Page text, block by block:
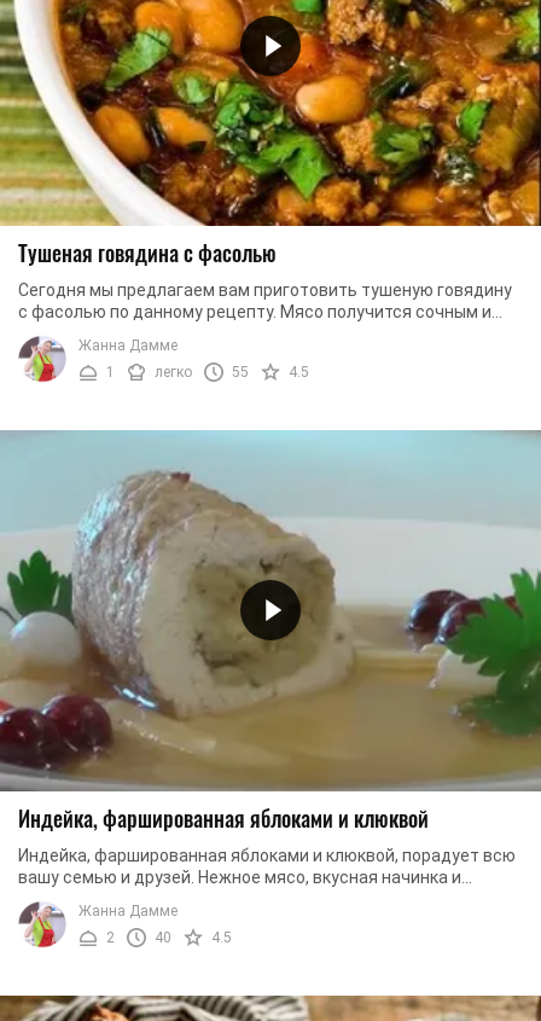
Тушеная говядина с фасолью
Сегодня мы предлагаем вам приготовить тушеную говядину
с фасолью по данному рецепту. Мясо получится сочным и
нежным, а фасоль поможет раскрыть все ...
Жанна Дамме
1
легко 55 4.5
Индейка, фаршированная яблоками и клюквой
Индейка, фаршированная яблоками и клюквой, порадует всю
вашу семью и друзей. Нежное мясо, вкусная начинка и
удивительный аромат делают блюдо ...
Жанна Дамме
2
40 4.5